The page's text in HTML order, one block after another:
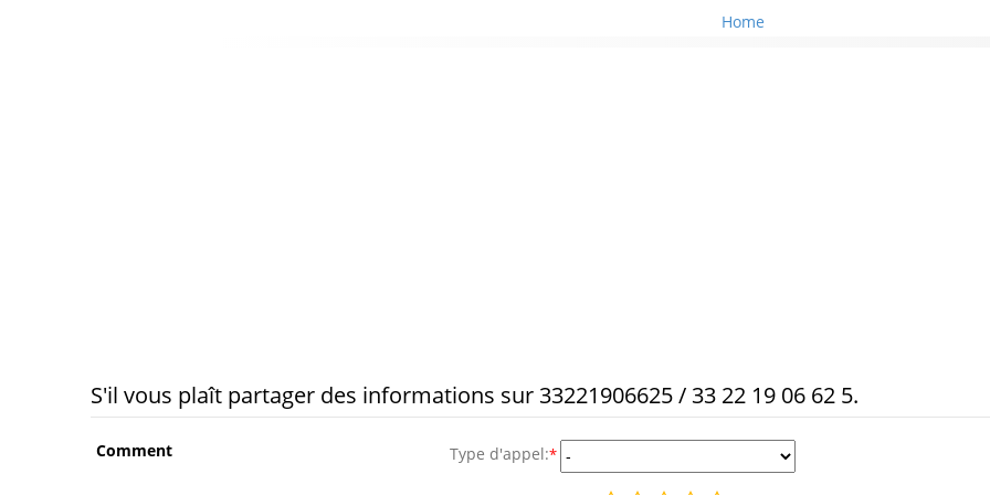
Home
S'il vous plaît partager des informations sur 33221906625 / 33 22 19 06 62 5.
Comment Type d'appel:*